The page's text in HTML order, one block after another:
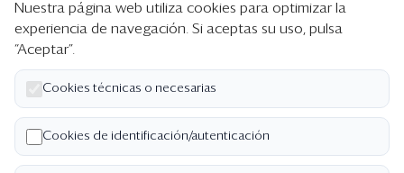
Suscripción individual
Paquetes corporativos
Edición Impresa
Nosotros
Quiénes somos
Nuestra página web utiliza cookies para optimizar la
experiencia de navegación. Si aceptas su uso, pulsa
“Aceptar”.
Cookies técnicas o necesarias
Cookies de identificación/autenticación